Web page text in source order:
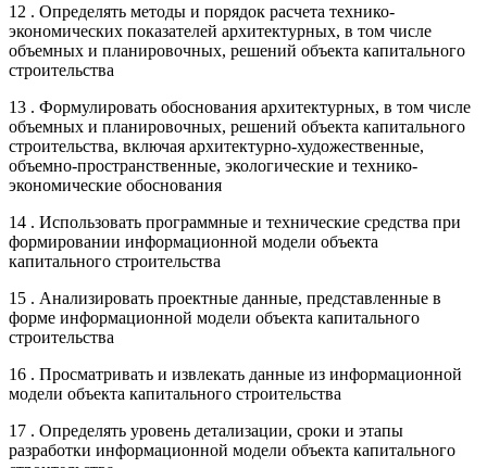
12 . Определять методы и порядок расчета технико-
экономических показателей архитектурных, в том числе
объемных и планировочных, решений объекта капитального
строительства
13 . Формулировать обоснования архитектурных, в том числе
объемных и планировочных, решений объекта капитального
строительства, включая архитектурно-художественные,
объемно-пространственные, экологические и технико-
экономические обоснования
14 . Использовать программные и технические средства при
формировании информационной модели объекта
капитального строительства
15 . Анализировать проектные данные, представленные в
форме информационной модели объекта капитального
строительства
16 . Просматривать и извлекать данные из информационной
модели объекта капитального строительства
17 . Определять уровень детализации, сроки и этапы
разработки информационной модели объекта капитального